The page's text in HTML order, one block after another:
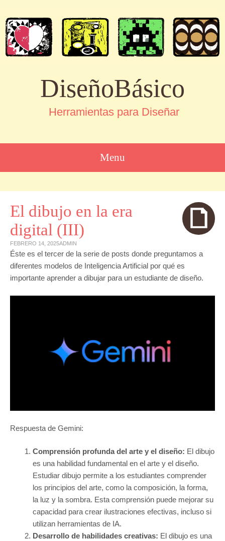
DiseñoBásico
Herramientas para Diseñar
Menu
CONTENT
El dibujo en la era
digital (III)
FEBRERO 14, 2025ADMIN
Éste es el tercer de la serie de posts donde preguntamos a
diferentes modelos de Inteligencia Artificial por qué es
importante aprender a dibujar para un estudiante de diseño.
Respuesta de Gemini:
Comprensión profunda del arte y el diseño: El dibujo
es una habilidad fundamental en el arte y el diseño.
Estudiar dibujo permite a los estudiantes comprender
los principios del arte, como la composición, la forma,
la luz y la sombra. Esta comprensión puede mejorar su
capacidad para crear ilustraciones efectivas, incluso si
utilizan herramientas de IA.
Desarrollo de habilidades creativas: El dibujo es una